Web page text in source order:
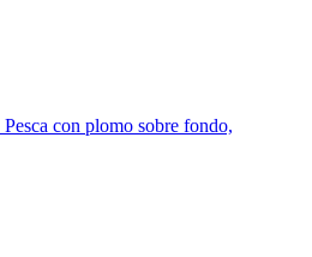
con plomo sobre fondo,